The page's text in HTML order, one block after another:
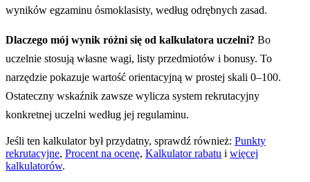
wyników egzaminu ósmoklasisty, według odrębnych zasad.
Dlaczego mój wynik różni się od kalkulatora uczelni? Bo
uczelnie stosują własne wagi, listy przedmiotów i bonusy. To
narzędzie pokazuje wartość orientacyjną w prostej skali 0–100.
Ostateczny wskaźnik zawsze wylicza system rekrutacyjny
konkretnej uczelni według jej regulaminu.
Jeśli ten kalkulator był przydatny, sprawdź również: Punkty
rekrutacyjne, Procent na ocenę, Kalkulator rabatu i więcej
kalkulatorów.